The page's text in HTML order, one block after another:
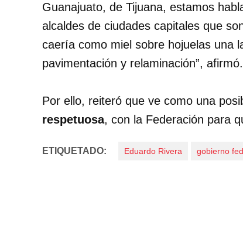
Guanajuato, de Tijuana, estamos
alcaldes de ciudades capitales que
caería como miel sobre hojuelas una
pavimentación y relaminación”, afirmó.
Por ello, reiteró que ve como una
respetuosa, con la Federación para
ETIQUETADO: Eduardo Rivera gobierno